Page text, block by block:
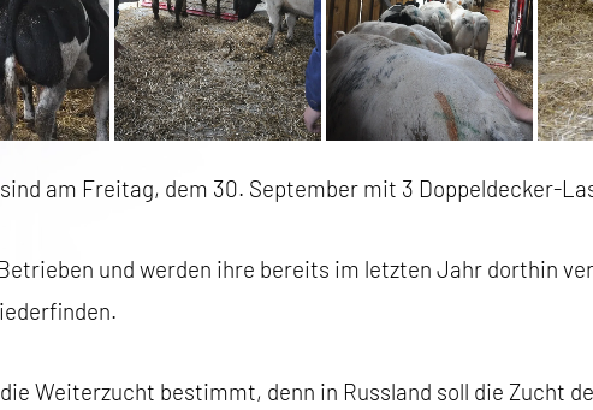
am Freitag, dem 30. September mit 3 Doppeldecker-
und werden ihre bereits im letzten Jahr dorthin
Weiterzucht bestimmt, denn in Russland soll die Zucht